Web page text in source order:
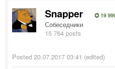
Snapper 19
Собеседники
15 764 posts
Posted 20.07.2017 03:41 (edited)